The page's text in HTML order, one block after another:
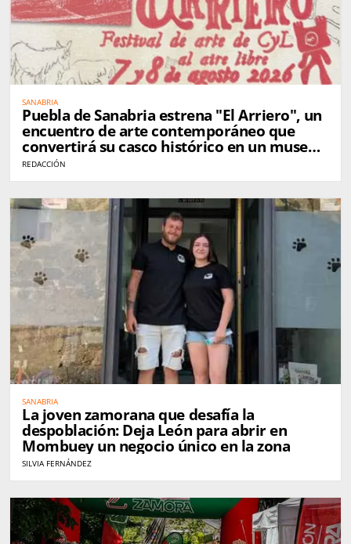
SANABRIA
Puebla de Sanabria estrena "El Arriero", un
encuentro de arte contemporáneo que
convertirá su casco histórico en un museo
al aire libre
REDACCIÓN
SANABRIA
La joven zamorana que desafía la
despoblación: Deja León para abrir en
Mombuey un negocio único en la zona
SILVIA FERNÁNDEZ